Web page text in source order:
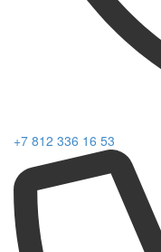
+7 812 336 16 53